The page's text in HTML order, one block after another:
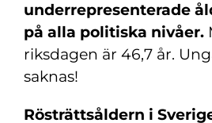
underrepresenterade
på alla politiska nivåer.
riksdagen är 46,7 år.
saknas!
Rösträttsåldern i